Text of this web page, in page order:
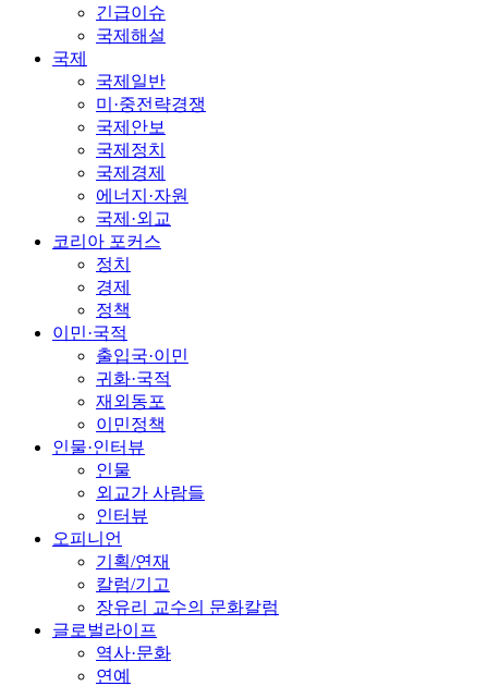
긴급이슈
국제해설
국제
국제일반
미·중전략경쟁
국제안보
국제정치
국제경제
에너지·자원
국제·외교
코리아 포커스
정치
경제
정책
이민·국적
출입국·이민
귀화·국적
재외동포
이민정책
인물·인터뷰
인물
외교가 사람들
인터뷰
오피니언
기획/연재
칼럼/기고
장유리 교수의 문화칼럼
글로벌라이프
역사·문화
연예